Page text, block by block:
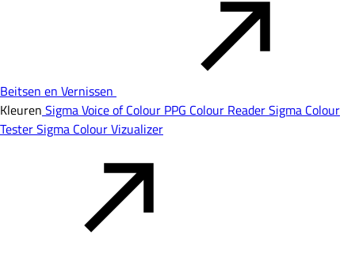
Beitsen en Vernissen
Kleuren Sigma Voice of Colour PPG Colour ReaderSigma Colour
TesterSigma Colour Vizualizer